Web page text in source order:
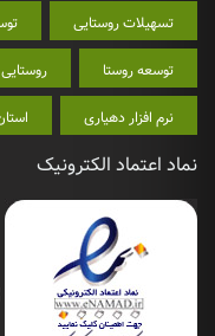
تسهیلات روستایی
توسعه روستا روستایی
نرم افزار دهیاری
نماد اعتماد الکترونیک